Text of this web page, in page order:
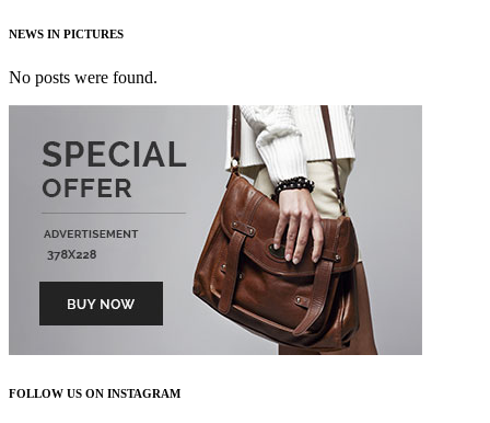
NEWS IN PICTURES
No posts were found.
FOLLOW US ON INSTAGRAM